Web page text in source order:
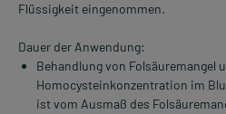
Flüssigkeit eingenommen.
Dauer der Anwendung:
Behandlung von Folsäuremangel
Homocysteinkonzentration im
ist vom Ausmaß des